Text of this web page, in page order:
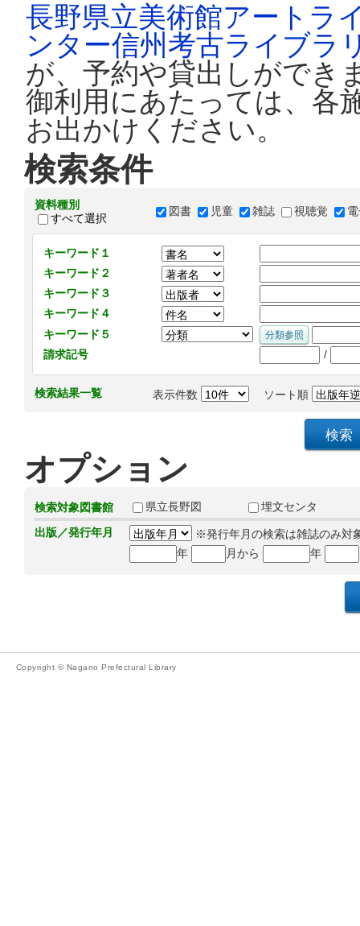
長野県立美術館アートラ
ンター信州考古ライブラ
が、予約や貸出しができ
御利用にあたっては、各
お出かけください。
検索条件
資料種別
すべて選択
図書 児童 雑誌 視聴覚
キーワード１
キーワード２
キーワード３
キーワード４
キーワード５
請求記号
/
検索結果一覧 表示件数 ソート順
オプション
検索対象図書館 県立長野図
埋文センタ
出版／発行年月
※発行年月の検索は雑誌のみ対
年
月から 年
Copyright © Nagano Prefectural Library